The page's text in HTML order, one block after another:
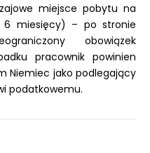
miejsce pobytu na
6 miesięcy) – po stronie
obowiązek
pracownik powinien
Niemiec jako podlegający
podatkowemu.